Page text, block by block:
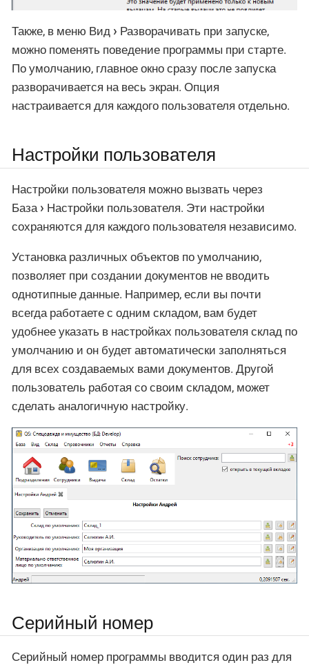
Также, в меню Вид Разворачивать при запуске,
можно поменять поведение программы при старте.
По умолчанию, главное окно сразу после запуска
разворачивается на весь экран. Опция
настраивается для каждого пользователя отдельно.
Настройки пользователя
Настройки пользователя можно вызвать через
База
Настройки пользователя. Эти настройки
сохраняются для каждого пользователя независимо.
Установка различных объектов по умолчанию,
позволяет при создании документов не вводить
однотипные данные. Например, если вы почти
всегда работаете с одним складом, вам будет
удобнее указать в настройках пользователя склад по
умолчанию и он будет автоматически заполняться
для всех создаваемых вами документов. Другой
пользователь работая со своим складом, может
сделать аналогичную настройку.
Серийный номер
Серийный номер программы вводится один раз для